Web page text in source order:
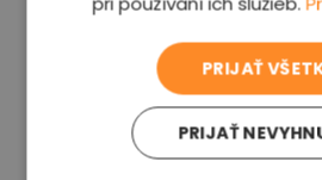
voľba
Garancia
PRIJAŤ
PRIJAŤ